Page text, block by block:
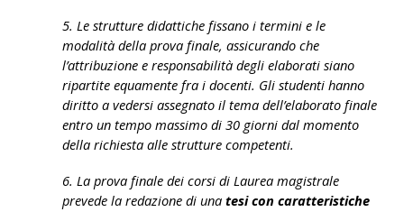
5. Le strutture didattiche fissano i termini e le
modalità della prova finale, assicurando che
l’attribuzione e responsabilità degli elaborati siano
ripartite equamente fra i docenti. Gli studenti hanno
diritto a vedersi assegnato il tema dell’elaborato finale
entro un tempo massimo di 30 giorni dal momento
della richiesta alle strutture competenti.
6. La prova finale dei corsi di Laurea magistrale
prevede la redazione di unatesi con caratteristiche